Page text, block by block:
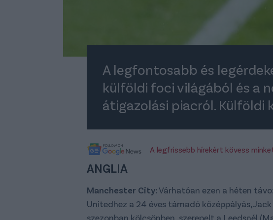
A legfontosabb és
külföldi foci világából és a
átigazolási piacról. Külföldi
A legfrissebb hírekért kövess
ANGLIA
Manchester City:Várhatóan ezen a héten
Unitedhez a 24 éves támadó középpályás,
szezonban kölcsönben szerepelt a Leedsnél